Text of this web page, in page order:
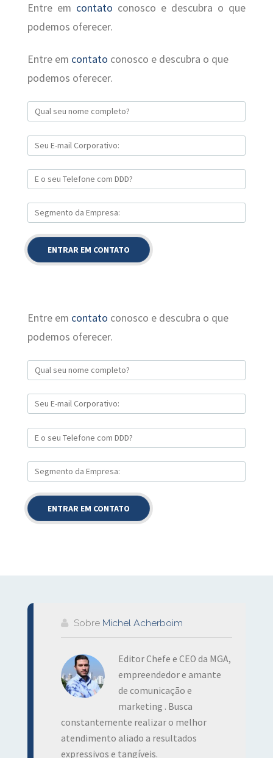
Entre em contato conosco e descubra o que
podemos oferecer.
Entre em contato conosco e descubra o que
podemos oferecer.
Entre em contato conosco e descubra o que
podemos oferecer.
Sobre Michel Acherboim
Editor Chefe e CEO da MGA,
empreendedor e amante
de comunicação e
marketing . Busca
constantemente realizar o melhor
atendimento aliado a resultados
expressivos e tangíveis.